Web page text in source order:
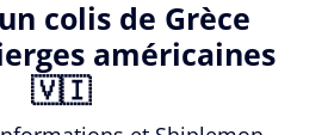
colis de Grèce
américaines
🇻🇮